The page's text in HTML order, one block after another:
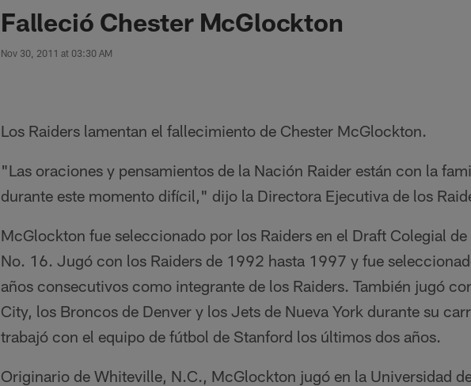
Falleció Chester McGlockton
Nov 30, 2011 at 03:30 AM
Los Raiders lamentan el fallecimiento de Chester McGlockton.
"Las oraciones y pensamientos de la Nación Raider están con la
durante este momento difícil," dijo la Directora Ejecutiva de los
McGlockton fue seleccionado por los Raiders en el Draft Colegial
No. 16. Jugó con los Raiders de 1992 hasta 1997 y fue
años consecutivos como integrante de los Raiders. También jugó
City, los Broncos de Denver y los Jets de Nueva York durante su
trabajó con el equipo de fútbol de Stanford los últimos dos años.
Originario de Whiteville, N.C., McGlockton jugó en la Universidad